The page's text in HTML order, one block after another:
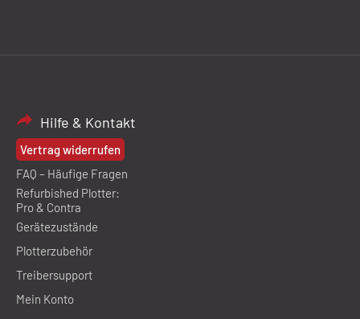
Hilfe & Kontakt
Vertrag widerrufen
FAQ – Häufige Fragen
Refurbished Plotter:
Pro & Contra
Gerätezustände
Plotterzubehör
Treibersupport
Mein Konto